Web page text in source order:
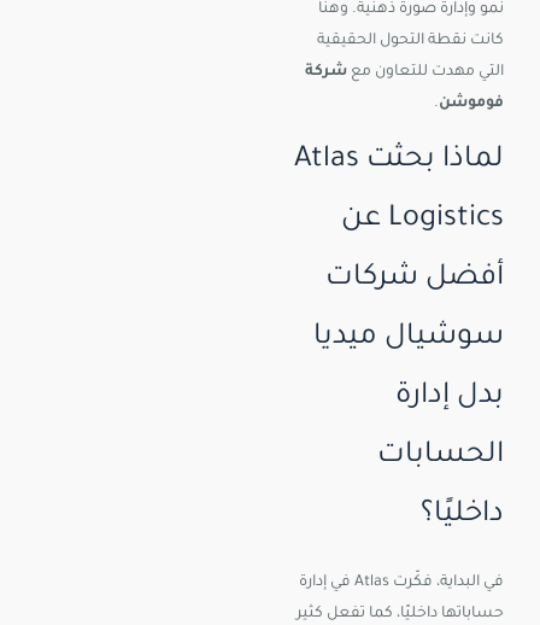
نمو وإدارة صورة ذهنية. وهنا
كانت نقطة التحول الحقيقية
التي مهدت للتعاون مع شركة
فوموشن.
لماذا بحثت Atlas
Logistics عن
أفضل شركات
سوشيال ميديا
بدل إدارة
الحسابات
داخليًا؟
في البداية، فكّرت Atlas في إدارة
حساباتها داخليًا، كما تفعل كثير